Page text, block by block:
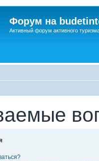
Форум на
Активный форум активного